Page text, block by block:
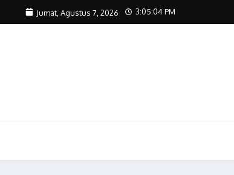
Lewati ke konten
Jumat, Agustus 7, 2026 3:05:05 PM